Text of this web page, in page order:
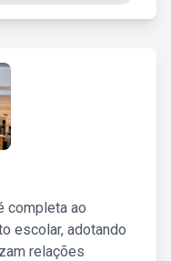
completa ao
escolar, adotando
relações